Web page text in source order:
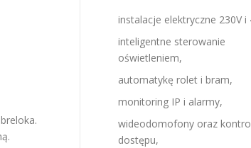
instalacje elektryczne 230V i
inteligentne sterowanie
oświetleniem,
automatykę rolet i bram,
monitoring IP i alarmy,
wideodomofony oraz
dostępu,